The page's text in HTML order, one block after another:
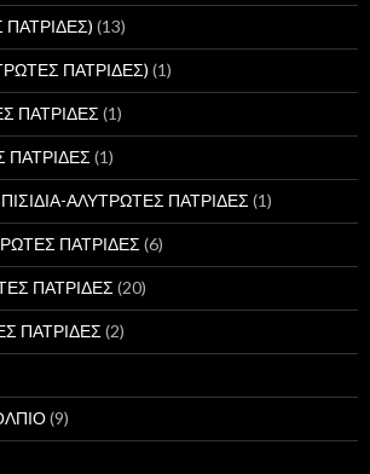
ΠΑΤΡΙΔΕΣ) (13)
ΠΑΤΡΙΔΕΣ) (1)
ΠΑΤΡΙΔΕΣ (1)
ΠΑΤΡΙΔΕΣ (1)
ΑΛΥΤΡΩΤΕΣ ΠΑΤΡΙΔΕΣ (1)
ΠΑΤΡΙΔΕΣ (6)
ΠΑΤΡΙΔΕΣ (20)
ΠΑΤΡΙΔΕΣ (2)
(9)